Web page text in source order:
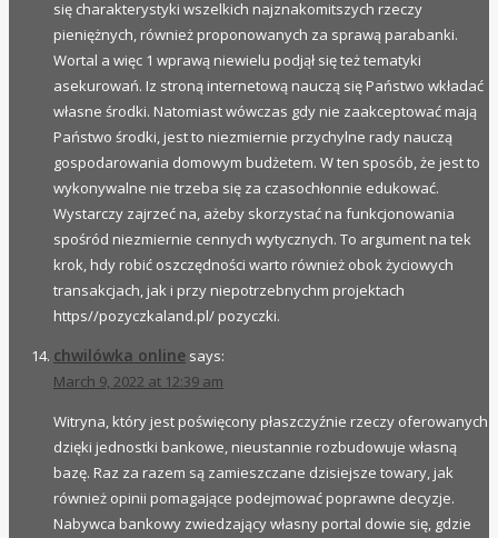
się charakterystyki wszelkich najznakomitszych rzeczy
pieniężnych, również proponowanych za sprawą parabanki.
Wortal a więc 1 wprawą niewielu podjął się też tematyki
asekurowań. Iz stroną internetową nauczą się Państwo wkładać
własne środki. Natomiast wówczas gdy nie zaakceptować mają
Państwo środki, jest to niezmiernie przychylne rady nauczą
gospodarowania domowym budżetem. W ten sposób, że jest to
wykonywalne nie trzeba się za czasochłonnie edukować.
Wystarczy zajrzeć na, ażeby skorzystać na funkcjonowania
spośród niezmiernie cennych wytycznych. To argument na tek
krok, hdy robić oszczędności warto również obok życiowych
transakcjach, jak i przy niepotrzebnychm projektach
https//pozyczkaland.pl/ pozyczki.
chwilówka online says:
March 9, 2022 at 12:39 am
Witryna, który jest poświęcony płaszczyźnie rzeczy oferowanych
dzięki jednostki bankowe, nieustannie rozbudowuje własną
bazę. Raz za razem są zamieszczane dzisiejsze towary, jak
również opinii pomagające podejmować poprawne decyzje.
Nabywca bankowy zwiedzający własny portal dowie się, gdzie